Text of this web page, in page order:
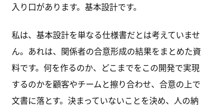
入り口があります。基本設計です。
私は、基本設計を単なる仕様書だとは考えていませ
ん。あれは、関係者の合意形成の結果をまとめた資
料です。何を作るのか、どこまでをこの開発で実現
するのかを顧客やチームと擦り合わせ、合意の上で
文書に落とす。決まっていないことを決め、人の納